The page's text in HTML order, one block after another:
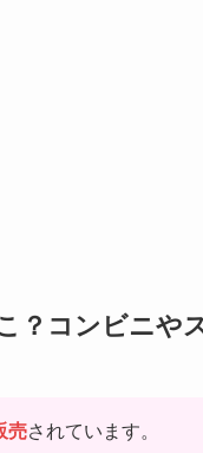
？コンビニや
売されています。